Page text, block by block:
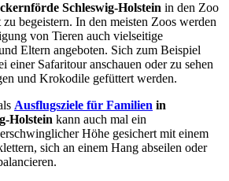
Schleswig-Holstein in den Zoo
begeistern. In den meisten Zoos werden
von Tieren auch vielseitige
Eltern angeboten. Sich zum Beispiel
einer Safaritour anschauen oder zu sehen
und Krokodile gefüttert werden.
Ausflugsziele für Familien in
Holstein kann auch mal ein
Höhe gesichert mit einem
sich an einem Hang abseilen oder